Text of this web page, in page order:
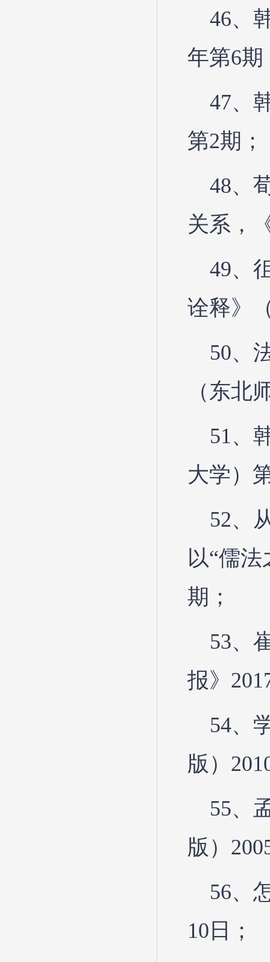
46、
年第6期
47、
第2期；
48、
关系，
49、
诠释》
50、
（东北
51、
大学）
52、
以“儒
期；
53、
报》
54、
版）
55、
版）
56、
10日；